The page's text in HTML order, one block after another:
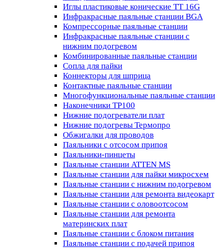
Иглы пластиковые конические TT 16G
Инфракрасные паяльные станции BGA
Компрессорные паяльные станции
Инфракрасные паяльные станции с
нижним подогревом
Комбинированные паяльные станции
Сопла для пайки
Коннекторы для шприца
Контактные паяльные станции
Многофункциональные паяльные станции
Наконечники TP100
Нижние подогреватели плат
Нижние подогревы Термопро
Обжигалки для проводов
Паяльники с отсосом припоя
Паяльники-пинцеты
Паяльные станции ATTEN MS
Паяльные станции для пайки микросхем
Паяльные станции с нижним подогревом
Паяльные станции для ремонта видеокарт
Паяльные станции с оловоотсосом
Паяльные станции для ремонта
материнских плат
Паяльные станции с блоком питания
Паяльные станции с подачей припоя